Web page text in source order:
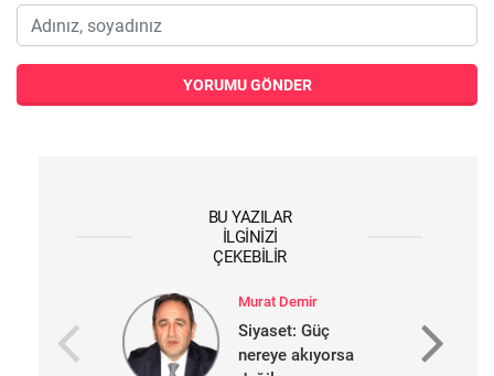
YORUMU GÖNDER
BU YAZILAR
İLGINIZI
ÇEKEBILIR
Murat Demir
Siyaset: Güç
nereye akıyorsa